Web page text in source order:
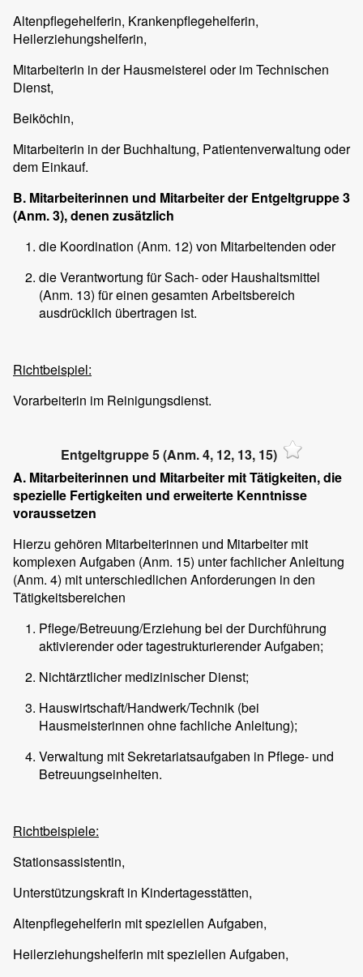
Altenpflegehelferin, Krankenpflegehelferin,
Heilerziehungshelferin,
Mitarbeiterin in der Hausmeisterei oder im Technischen
Dienst,
Beiköchin,
Mitarbeiterin in der Buchhaltung, Patientenverwaltung oder
dem Einkauf.
B. Mitarbeiterinnen und Mitarbeiter der Entgeltgruppe 3
(Anm. 3), denen zusätzlich
die Koordination (Anm. 12) von Mitarbeitenden oder
die Verantwortung für Sach- oder Haushaltsmittel
(Anm. 13) für einen gesamten Arbeitsbereich
ausdrücklich übertragen ist.
Richtbeispiel:
Vorarbeiterin im Reinigungsdienst.
Entgeltgruppe 5 (Anm. 4, 12, 13, 15)
A. Mitarbeiterinnen und Mitarbeiter mit Tätigkeiten, die
spezielle Fertigkeiten und erweiterte Kenntnisse
voraussetzen
Hierzu gehören Mitarbeiterinnen und Mitarbeiter mit
komplexen Aufgaben (Anm. 15) unter fachlicher Anleitung
(Anm. 4) mit unterschiedlichen Anforderungen in den
Tätigkeitsbereichen
Pflege/Betreuung/Erziehung bei der Durchführung
aktivierender oder tagestrukturierender Aufgaben;
Nichtärztlicher medizinischer Dienst;
Hauswirtschaft/Handwerk/Technik (bei
Hausmeisterinnen ohne fachliche Anleitung);
Verwaltung mit Sekretariatsaufgaben in Pflege- und
Betreuungseinheiten.
Richtbeispiele:
Stationsassistentin,
Unterstützungskraft in Kindertagesstätten,
Altenpflegehelferin mit speziellen Aufgaben,
Heilerziehungshelferin mit speziellen Aufgaben,